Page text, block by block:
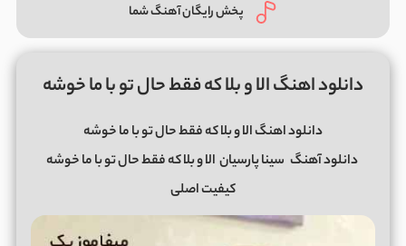
پخش رایگان آهنگ شما
دانلود اهنگ الا و بلا که فقط حال تو با ما خوشه
دانلود اهنگ الا و بلا که فقط حال تو با ما خوشه
دانلود آهنگ سینا پارسیان الا و بلا که فقط حال تو با ما خوشه
کیفیت اصلی